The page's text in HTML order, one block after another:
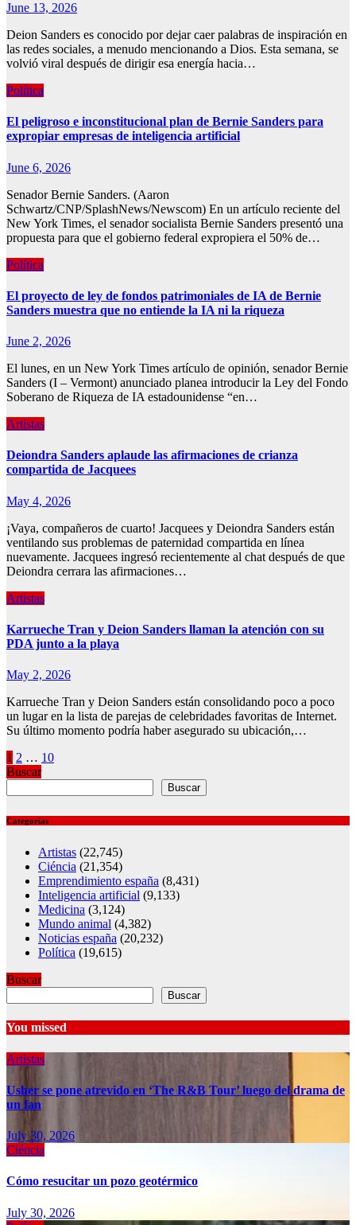
June 13, 2026
Deion Sanders es conocido por dejar caer palabras de inspiración en
las redes sociales, a menudo mencionando a Dios. Esta semana, se
volvió viral después de dirigir esa energía hacia…
Política
El peligroso e inconstitucional plan de Bernie Sanders para
expropiar empresas de inteligencia artificial
June 6, 2026
Senador Bernie Sanders. (Aaron
Schwartz/CNP/SplashNews/Newscom) En un artículo reciente del
New York Times, el senador socialista Bernie Sanders presentó una
propuesta para que el gobierno federal expropiera el 50% de…
Política
El proyecto de ley de fondos patrimoniales de IA de Bernie
Sanders muestra que no entiende la IA ni la riqueza
June 2, 2026
El lunes, en un New York Times artículo de opinión, senador Bernie
Sanders (I – Vermont) anunciado planea introducir la Ley del Fondo
Soberano de Riqueza de IA estadounidense “en…
Artistas
Deiondra Sanders aplaude las afirmaciones de crianza
compartida de Jacquees
May 4, 2026
¡Vaya, compañeros de cuarto! Jacquees y Deiondra Sanders están
ventilando sus problemas de paternidad compartida en línea
nuevamente. Jacquees ingresó recientemente al chat después de que
Deiondra cerrara las afirmaciones…
Artistas
Karrueche Tran y Deion Sanders llaman la atención con su
PDA junto a la playa
May 2, 2026
Karrueche Tran y Deion Sanders están consolidando poco a poco
un lugar en la lista de parejas de celebridades favoritas de Internet.
Su último momento podría haber asegurado su ubicación,…
Posts
pagination
1 2 … 10
Buscar
Buscar
Categorías
Artistas (22,745)
Ciéncia (21,354)
Emprendimiento españa (8,431)
Inteligencia artificial (9,133)
Medicina (3,124)
Mundo animal (4,382)
Noticias españa (20,232)
Política (19,615)
Buscar
Buscar
You missed
Artistas
Usher se pone atrevido en ‘The R&B Tour’ luego del drama de
un fan
July 30, 2026
Ciéncia
Cómo resucitar un pozo geotérmico
July 30, 2026